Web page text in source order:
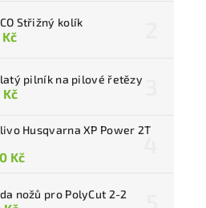
Střižný kolík
Kč
pilník na pilové řetězy
Kč
Husqvarna XP Power 2T
Kč
nožů pro PolyCut 2-2